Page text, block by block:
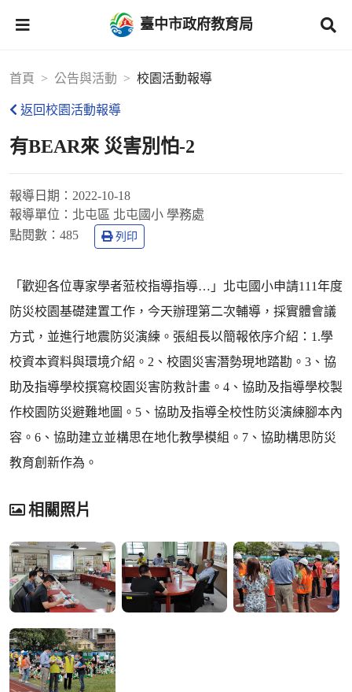
臺中市政府教育局
首頁 公告與活動 校園活動報導
返回校園活動報導
有BEAR來 災害別怕-2
報導日期： 2022-10-18
報導單位： 北屯區 北屯國小 學務處
點閱數： 485 列印
「歡迎各位專家學者蒞校指導指導…」北屯國小申請111年度
防災校園基礎建置工作，今天辦理第二次輔導，採實體會議
方式，並進行地震防災演練。張組長以簡報依序介紹：1.學
校資本資料與環境介紹。2、校園災害潛勢現地踏勘。3、協
助及指導學校撰寫校園災害防救計畫。4、協助及指導學校製
作校園防災避難地圖。5、協助及指導全校性防災演練腳本內
容。6、協助建立並構思在地化教學模組。7、協助構思防災
教育創新作為。
相關照片